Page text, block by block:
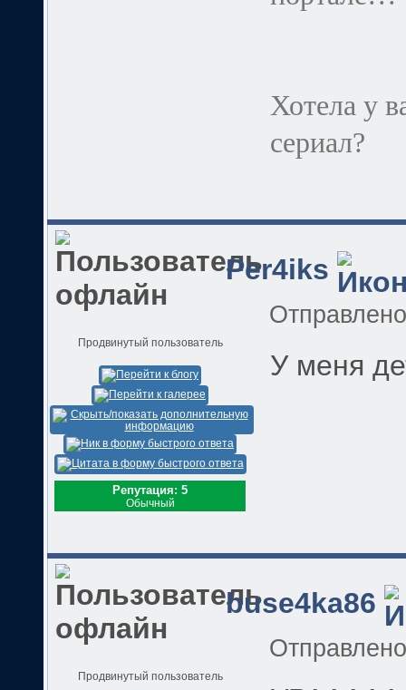
Хотела у
сериал?
Per4iks
Продвинутый пользователь
Репутация: 5
Обычный
У меня
buse4ka86
Продвинутый пользователь